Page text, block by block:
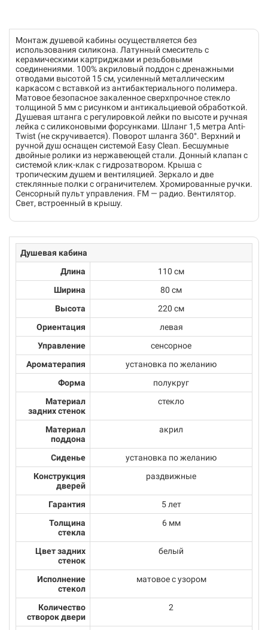
Монтаж душевой кабины осуществляется без
использования силикона. Латунный смеситель с
керамическими картриджами и резьбовыми
соединениями. 100% акриловый поддон с дренажными
отводами высотой 15 см, усиленный металлическим
каркасом с вставкой из антибактериального полимера.
Матовое безопасное закаленное сверхпрочное стекло
толщиной 5 мм с рисунком и антикальциевой обработкой.
Душевая штанга с регулировкой лейки по высоте и ручная
лейка с силиконовыми форсунками. Шланг 1,5 метра Anti-
Twist (не скручивается). Поворот шланга 360°. Верхний и
ручной душ оснащен системой Easy Clean. Бесшумные
двойные ролики из нержавеющей стали. Донный клапан с
системой клик-клак с гидрозатвором. Крыша с
тропическим душем и вентиляцией. Зеркало и две
стеклянные полки с ограничителем. Хромированные ручки.
Сенсорный пульт управления. FM — радио. Вентилятор.
Свет, встроенный в крышу.
Душевая кабина
Длина
110 см
Ширина
80 см
Высота
220 см
Ориентация
левая
Управление
сенсорное
Ароматерапия
установка по желанию
Форма
полукруг
Материал
задних стенок
стекло
Материал
поддона
акрил
Сиденье
установка по желанию
Конструкция
дверей
раздвижные
Гарантия
5 лет
Толщина
стекла
6 мм
Цвет задних
стенок
белый
Исполнение
стекол
матовое с узором
Количество
створок двери
2